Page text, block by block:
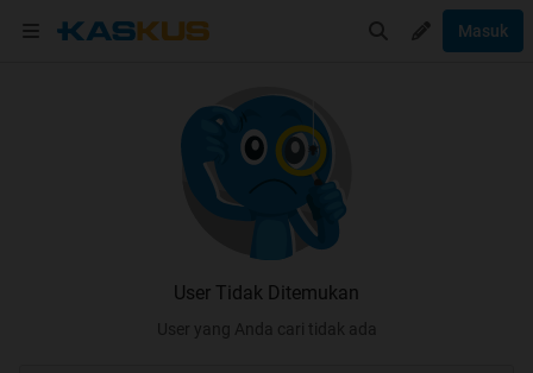
Masuk
User Tidak Ditemukan
User yang Anda cari tidak ada